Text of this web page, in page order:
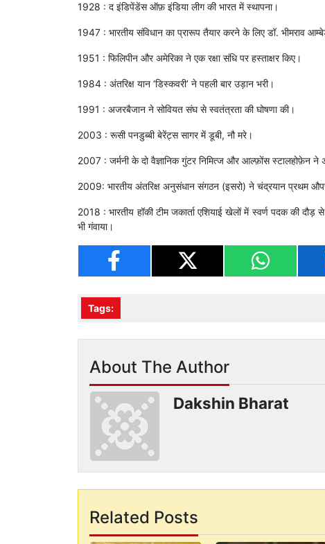
1928 : द इंडिपेंडेंस ऑफ़ इंडिया लीग की भारत में स्थापना।
1947 : भारतीय संविधान का प्रारूप तैयार करने के लिए डॉ. भीमराव
1951 : फिलिपीन और अमेरिका ने एक रक्षा संधि पर हस्ताक्षर किए।
1984 : अंतरिक्ष यान ‘डिस्कवरी’ ने पहली बार उड़ान भरी।
1991 : अजरबैजान ने सोवियत संघ से स्वतंत्रता की घोषणा की।
2003 : रूसी पनडुब्बी बेरेंट्स सागर में डूबी, नौ मरे।
2007 : जर्मनी के दो वैज्ञानिक गुंटर निमित्ज और आल्फ़ोंस स्टालहोफ़ेन ने
2009: भारतीय अंतरिक्ष अनुसंधान संगठन (इसरो) ने चंद्रयान प्रथम
2018 : भारतीय हॉकी टीम जकार्ता एशियाई खेलों में स्वर्ण पदक की
भी गंवाया।
Tags:
About The Author
Dakshin Bharat
Related Posts